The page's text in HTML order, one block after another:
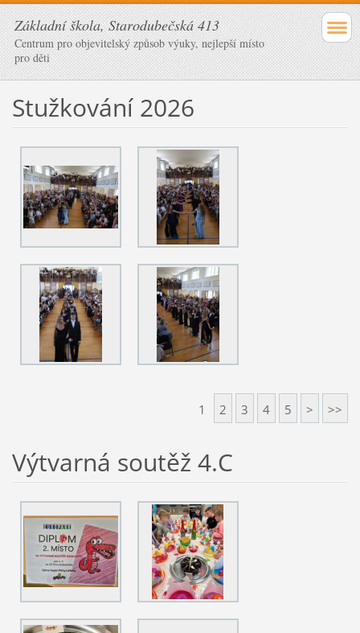
Základní škola, Starodubečská 413
Centrum pro objevitelský způsob výuky, nejlepší místo
pro děti
Stužkování 2026
1 2 3 4 5 > >>
Výtvarná soutěž 4.C